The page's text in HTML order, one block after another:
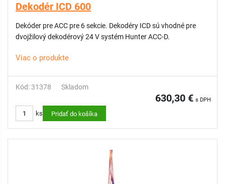
Dekodér ICD 600
Dekóder pre ACC pre 6 sekcie. Dekodéry ICD sú vhodné pre
dvojžilový dekodérový 24 V systém Hunter ACC-D.
Viac o produkte
Kód: 31378 Skladom
630,30 € s DPH
ks Pridať do košíka